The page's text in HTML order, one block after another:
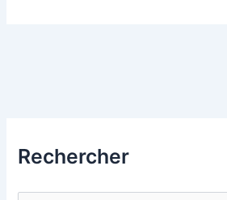
Rechercher